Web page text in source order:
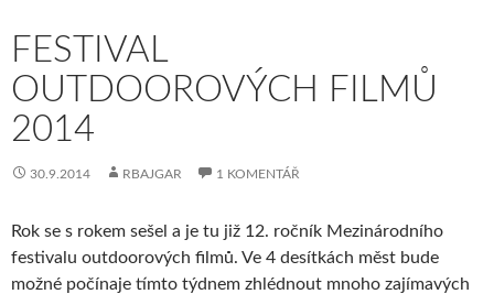
FESTIVAL
OUTDOOROVÝCH FILMŮ
2014
30.9.2014 RBAJGAR 1 KOMENTÁŘ
Rok se s rokem sešel a je tu již 12. ročník Mezinárodního
festivalu outdoorových filmů. Ve 4 desítkách měst bude
možné počínaje tímto týdnem zhlédnout mnoho zajímavých